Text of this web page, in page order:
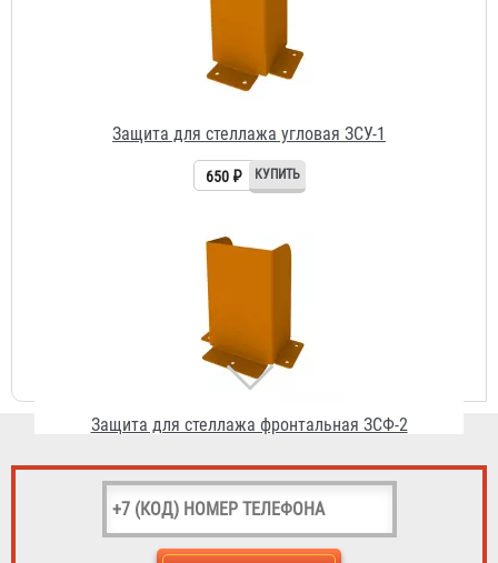
650 ₽
Защита для стеллажа фронтальная ЗСФ-2
1 079 ₽